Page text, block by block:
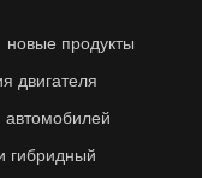
новые продукты
двигателя
автомобилей
гибридный